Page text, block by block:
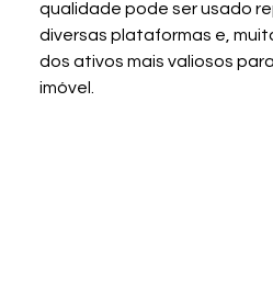
qualidade pode ser usado
diversas plataformas e,
dos ativos mais valiosos
imóvel.